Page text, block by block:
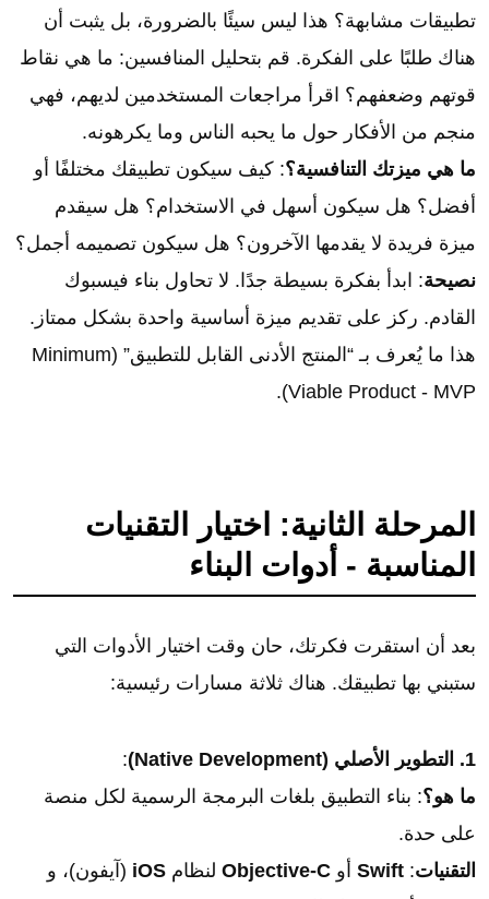
تطبيقات مشابهة؟ هذا ليس سيئًا بالضرورة، بل يثبت أن
هناك طلبًا على الفكرة. قم بتحليل المنافسين: ما هي نقاط
قوتهم وضعفهم؟ اقرأ مراجعات المستخدمين لديهم، فهي
منجم من الأفكار حول ما يحبه الناس وما يكرهونه.
ما هي ميزتك التنافسية؟: كيف سيكون تطبيقك مختلفًا أو
أفضل؟ هل سيكون أسهل في الاستخدام؟ هل سيقدم
ميزة فريدة لا يقدمها الآخرون؟ هل سيكون تصميمه أجمل؟
نصيحة: ابدأ بفكرة بسيطة جدًا. لا تحاول بناء فيسبوك
القادم. ركز على تقديم ميزة أساسية واحدة بشكل ممتاز.
هذا ما يُعرف بـ “المنتج الأدنى القابل للتطبيق” (Minimum
Viable Product - MVP).
المرحلة الثانية: اختيار التقنيات
المناسبة - أدوات البناء
بعد أن استقرت فكرتك، حان وقت اختيار الأدوات التي
ستبني بها تطبيقك. هناك ثلاثة مسارات رئيسية:
1. التطوير الأصلي (Native Development)
:
ما هو؟: بناء التطبيق بلغات البرمجة الرسمية لكل منصة
على حدة.
التقنيات:
Swift أو Objective-C لنظام iOS (آيفون)، و